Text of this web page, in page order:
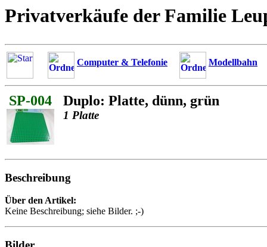
Privatverkäufe der Familie
Computer & Telefonie Modellbahn
SP-004 Duplo: Platte, dünn, grün
1 Platte
Beschreibung
Über den Artikel:
Keine Beschreibung; siehe Bilder. ;-)